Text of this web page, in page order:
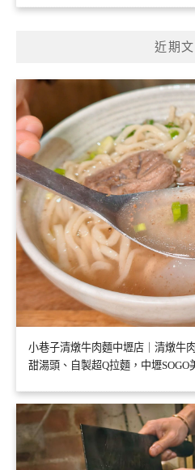
近期
小巷子清燉牛肉麵中壢店｜清燉牛
甜湯頭、自製超Q拉麵，中壢SOGO